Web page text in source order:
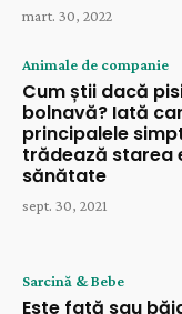
mart. 30, 2022
Animale de companie
Cum știi dacă
bolnavă? Iată
principalele
trădează starea
sănătate
sept. 30, 2021
Sarcină & Bebe
Este fată sau